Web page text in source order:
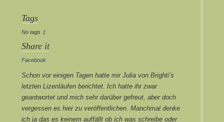
Tags
No tags :(
Share it
Facebook
Schon vor einigen Tagen hatte mir Julia von Brighti’s
letzten Lizenläufen berichtet. Ich hatte ihr zwar
geantwortet und mich sehr darüber gefreut, aber doch
vergessen es hier zu veröffentlichen. Manchmal denke
ich ja das es keinem auffällt ob ich was schreibe oder